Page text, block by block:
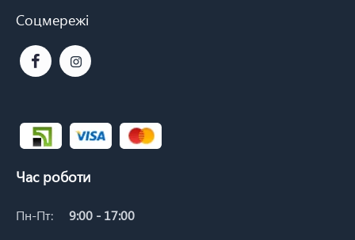
Соцмережі
Час роботи
Пн-Пт: 9:00 - 17:00